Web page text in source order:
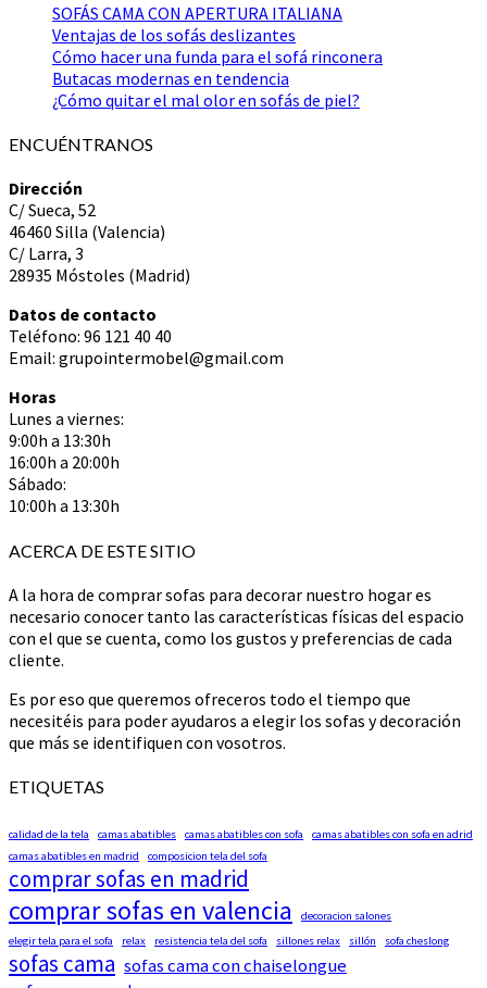
SOFÁS CAMA CON APERTURA ITALIANA
Ventajas de los sofás deslizantes
Cómo hacer una funda para el sofá rinconera
Butacas modernas en tendencia
¿Cómo quitar el mal olor en sofás de piel?
ENCUÉNTRANOS
Dirección
C/ Sueca, 52
46460 Silla (Valencia)
C/ Larra, 3
28935 Móstoles (Madrid)
Datos de contacto
Teléfono: 96 121 40 40
Email: grupointermobel@gmail.com
Horas
Lunes a viernes:
9:00h a 13:30h
16:00h a 20:00h
Sábado:
10:00h a 13:30h
ACERCA DE ESTE SITIO
A la hora de comprar sofas para decorar nuestro hogar es
necesario conocer tanto las características físicas del espacio
con el que se cuenta, como los gustos y preferencias de cada
cliente.
Es por eso que queremos ofreceros todo el tiempo que
necesitéis para poder ayudaros a elegir los sofas y decoración
que más se identifiquen con vosotros.
ETIQUETAS
calidad de la tela camas abatibles camas abatibles con sofa
camas abatibles con sofa en adrid
camas abatibles en madrid
composicion tela del sofa
comprar sofas en madrid
comprar sofas en valencia
decoracion salones
elegir tela para el sofa
relax resistencia tela del sofa sillones relax sillón sofa cheslong
sofas cama sofas cama con chaiselongue